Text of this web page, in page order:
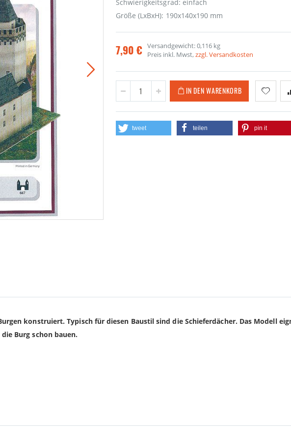
Schwierigkeitsgrad: einfach
Größe (LxBxH): 190x140x190 mm
7,90 € Versandgewicht: 0,116 kg
Preis inkl. Mwst,zzgl. Versandkosten
IN DEN WARENKORB
tweet teilen pin it
konstruiert. Typisch für diesen Baustil sind die Schieferdächer. Das Modell
Burg schon bauen.